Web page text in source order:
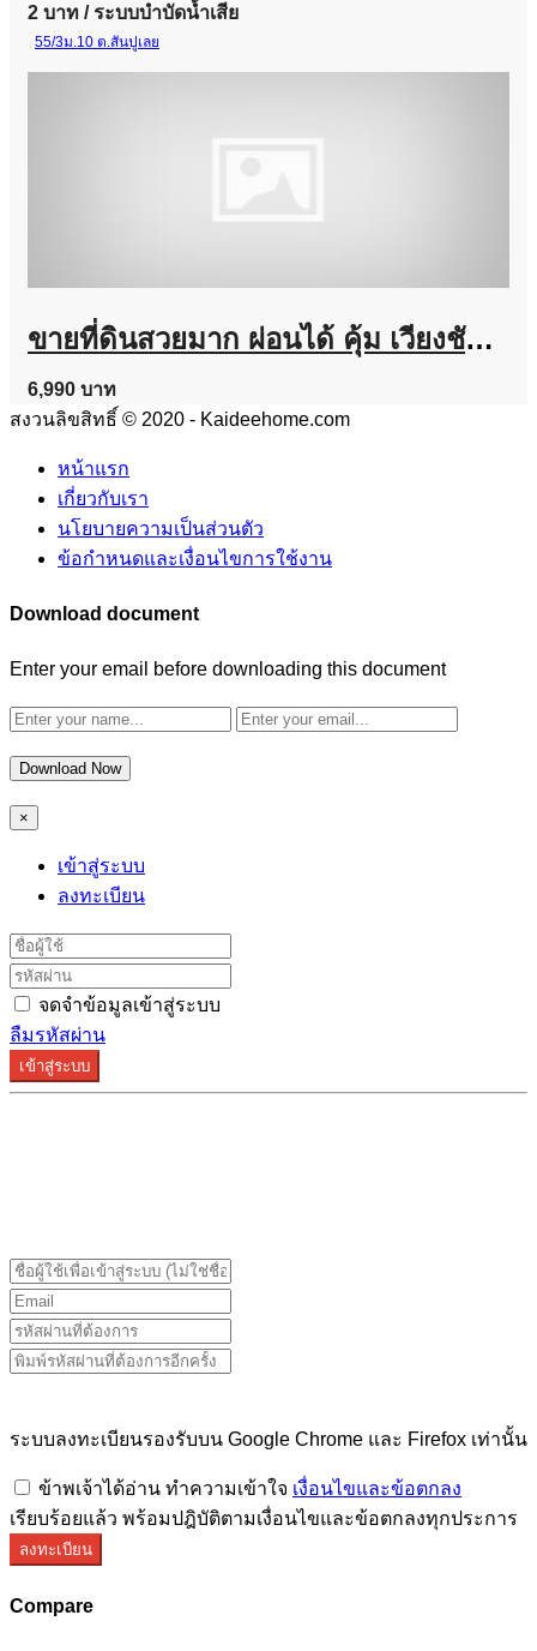
2 บาท / ระบบบำบัดน้ำเสีย
55/3ม.10 ต.สันปูเลย
ขายที่ดินสวยมาก ผ่อนได้ คุ้ม เวียงชัย จ.เชียงราย มีให้เลือก 70-100-200 ตร.ว. ทำเลทองใจกลางชุมชน โทร 0962944651
6,990 บาท
สงวนลิขสิทธิ์ © 2020 - Kaideehome.com
หน้าแรก
เกี่ยวกับเรา
นโยบายความเป็นส่วนตัว
ข้อกำหนดและเงื่อนไขการใช้งาน
Download document
Enter your email before downloading this document
Download Now
×
เข้าสู่ระบบ
ลงทะเบียน
จดจำข้อมูลเข้าสู่ระบบ
ลืมรหัสผ่าน
เข้าสู่ระบบ
ระบบลงทะเบียนรองรับบน Google Chrome และ Firefox เท่านั้น
ข้าพเจ้าได้อ่าน ทำความเข้าใจ เงื่อนไขและข้อตกลง
เรียบร้อยแล้ว พร้อมปฎิบัติตามเงื่อนไขและข้อตกลงทุกประการ
ลงทะเบียน
Compare